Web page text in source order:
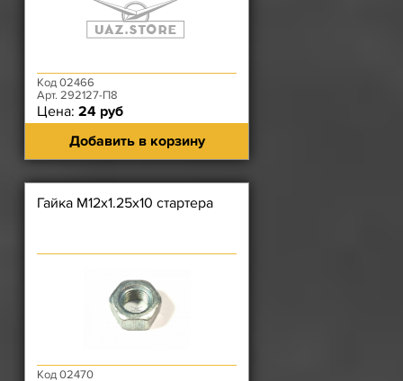
Код 02466
Арт. 292127-П8
Цена: 24 руб
Добавить в корзину
Гайка М12х1.25х10 стартера
Код 02470